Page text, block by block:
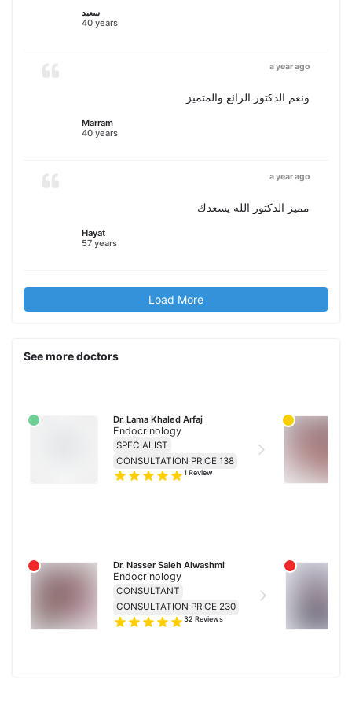
سعيد
40 years
a year ago
ونعم الدكتور الرائع والمتميز
Marram
40 years
a year ago
مميز الدكتور الله يسعدك
Hayat
57 years
Load More
See more doctors
Dr. Lama Khaled Arfaj
Endocrinology
SPECIALIST
CONSULTATION PRICE 138
1 Review
Dr. Nasser Saleh Alwashmi
Endocrinology
CONSULTANT
CONSULTATION PRICE 230
32 Reviews